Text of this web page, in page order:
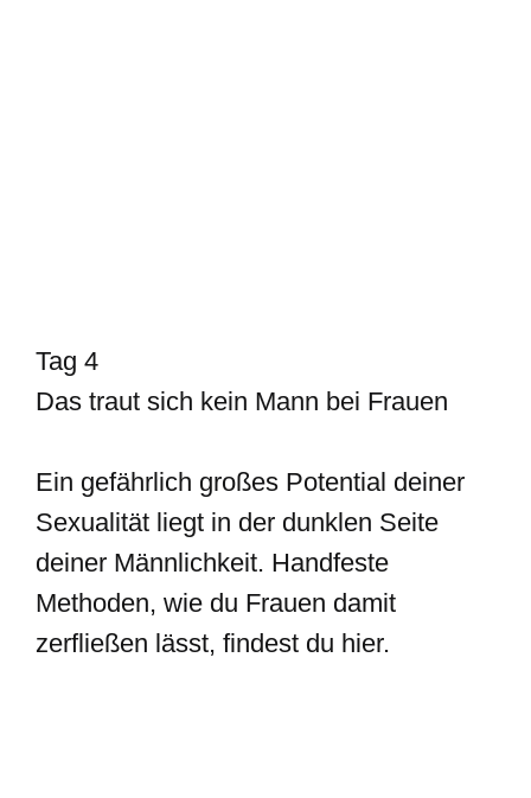
Tag 4
Das traut sich kein Mann bei Frauen
Ein gefährlich großes Potential deiner
Sexualität liegt in der dunklen Seite
deiner Männlichkeit. Handfeste
Methoden, wie du Frauen damit
zerfließen lässt, findest du hier.